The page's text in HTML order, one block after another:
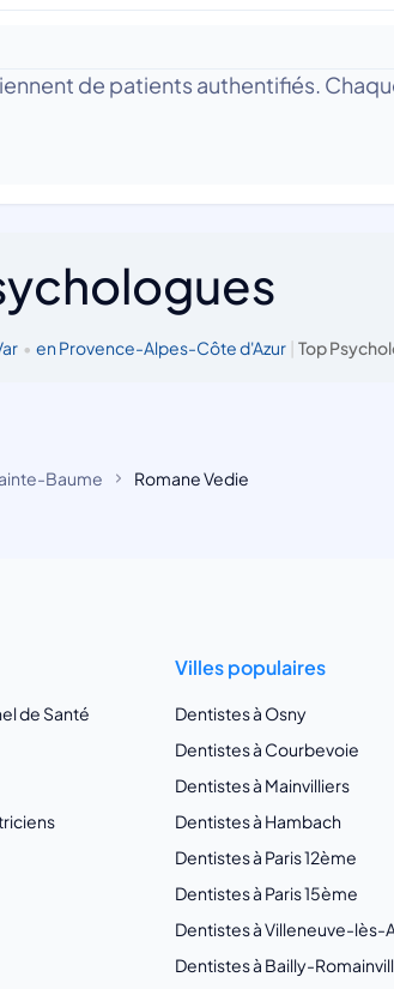
de patients authentifiés.
• en Provence-Alpes-Côte d'Azur | Top
Baume Romane Vedie
de Santé
Villes populaires
Dentistes à Osny
Dentistes à Courbevoie
Dentistes à Mainvilliers
Dentistes à Hambach
Dentistes à Paris 12ème
Dentistes à Paris 15ème
Dentistes à Villeneuve-lès-
Dentistes à Bailly-